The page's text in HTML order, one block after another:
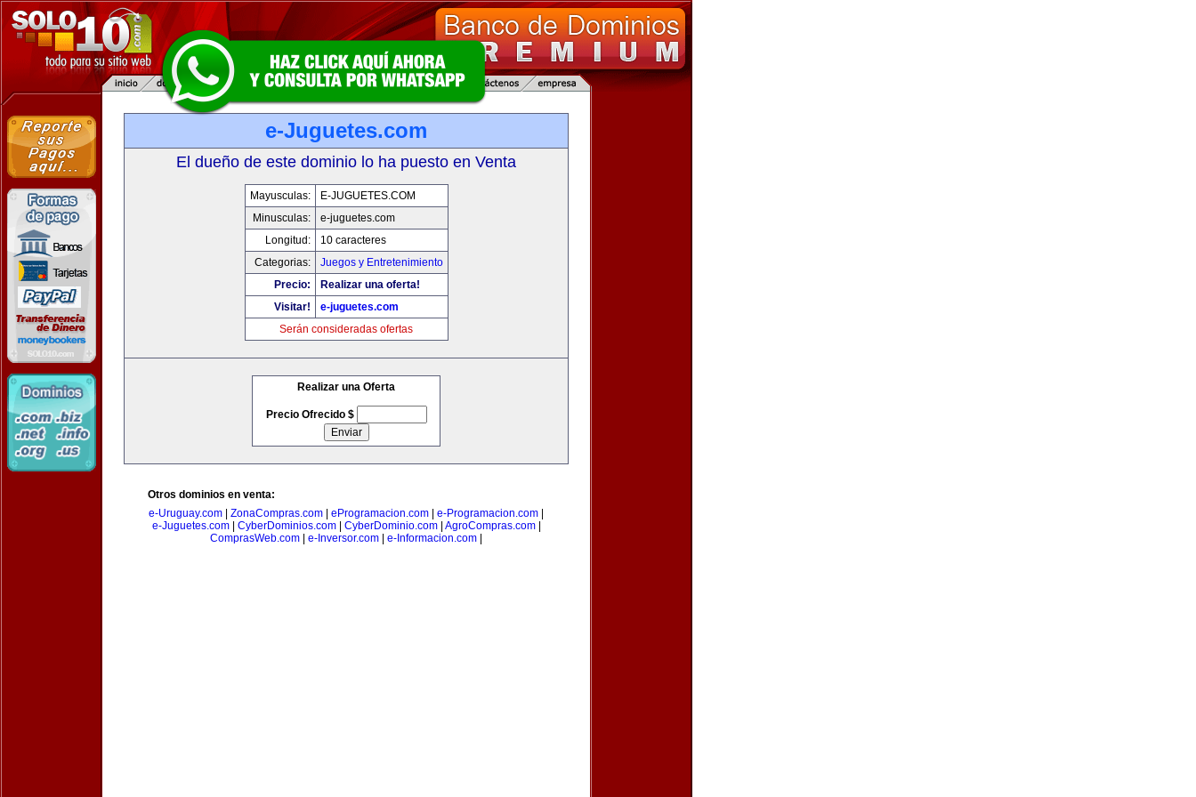
e-Juguetes.com
El dueño de este dominio lo ha puesto en Venta
Mayusculas:
E-JUGUETES.COM
Minusculas:
e-juguetes.com
Longitud:
10 caracteres
Categorias:
Juegos y Entretenimiento
Precio:
Realizar una oferta!
Visitar!
e-juguetes.com
Serán consideradas ofertas
Realizar una Oferta
Precio Ofrecido $
Otros dominios en venta:
e-Uruguay.com
ZonaCompras.com eProgramacion.com e-Programacion.com
e-Juguetes.com| CyberDominios.com| CyberDominio.com| AgroCompras.com|
ComprasWeb.com
e-Inversor.com e-Informacion.com